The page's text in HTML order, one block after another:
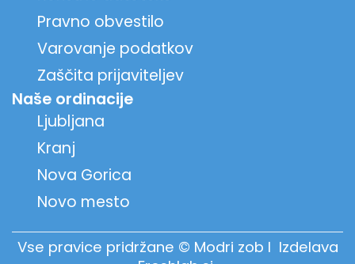
Pravno obvestilo
Varovanje podatkov
Zaščita prijaviteljev
Naše ordinacije
Ljubljana
Kranj
Nova Gorica
Novo mesto
Vse pravice pridržane © Modri zob I Izdelava